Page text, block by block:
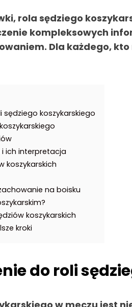
rola sędziego
kompleksowych
Dla każdego,
koszykarskiego
i ich interpretacja
koszykarskich
na boisku
koszykarskich
kroki
do roli